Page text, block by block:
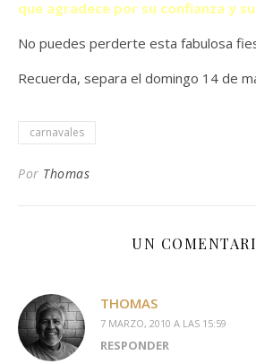
que agradece por su confianza y
No puedes perderte esta fabulosa
Recuerda, separa el domingo 14 de
carnavales
Por Thomas
UN
THOMAS
7 MARZO, 2010 A LAS 15:59
RESPONDER